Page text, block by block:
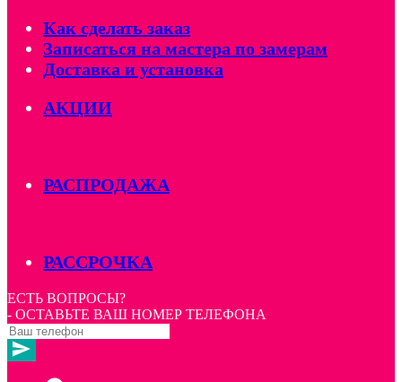
Как сделать заказ
Записаться на мастера по замерам
Доставка и установка
АКЦИИ
РАСПРОДАЖА
РАССРОЧКА
ЕСТЬ ВОПРОСЫ?
- ОСТАВЬТЕ ВАШ НОМЕР ТЕЛЕФОНА